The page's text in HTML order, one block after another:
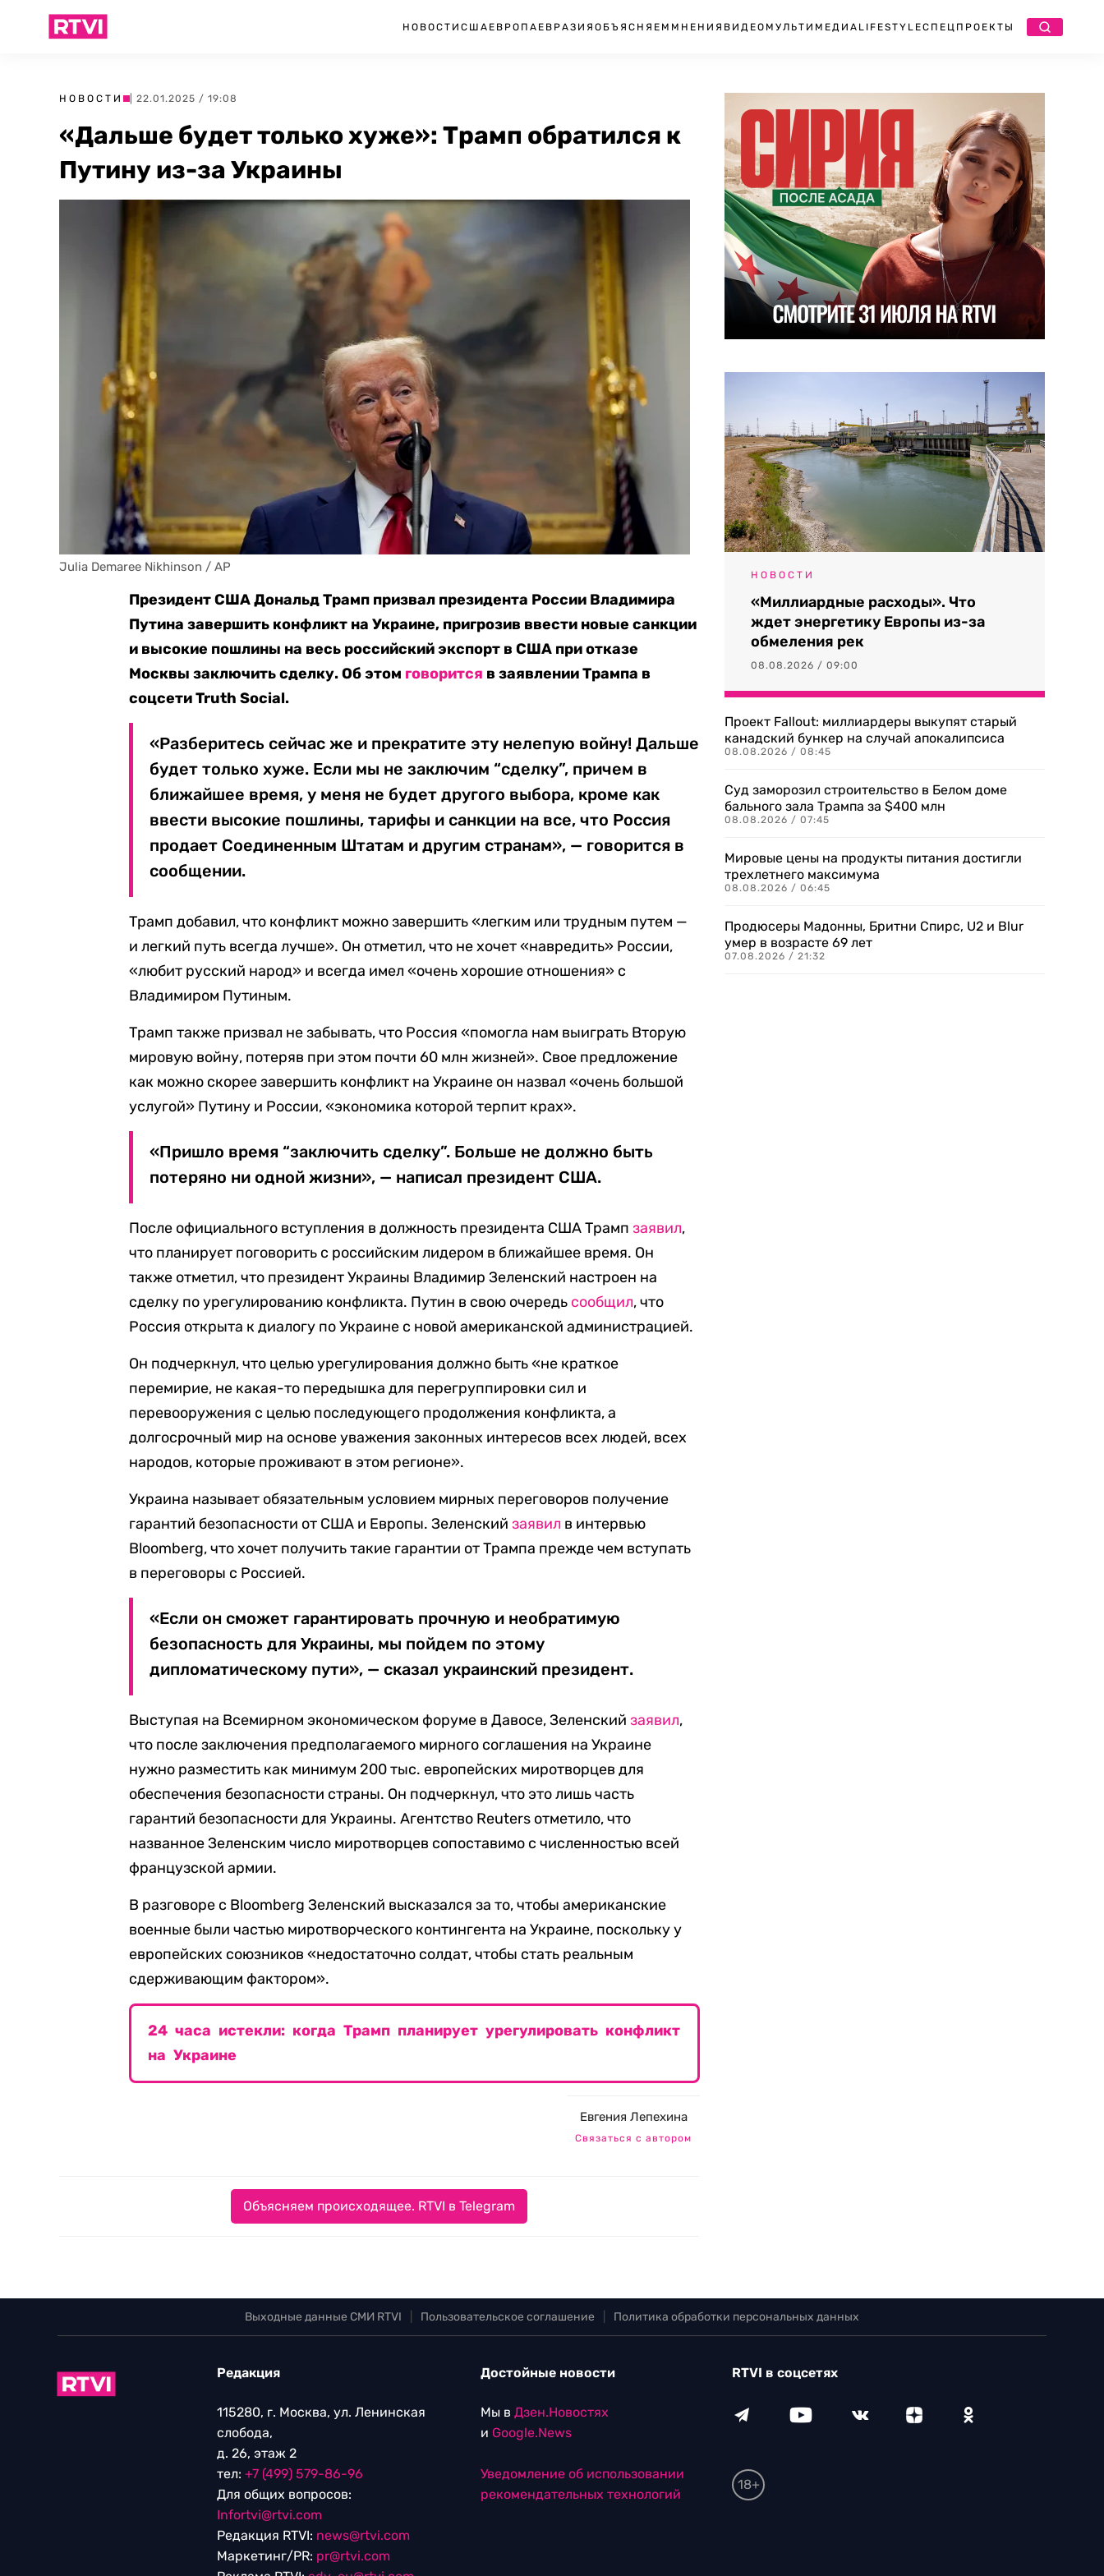
НОВОСТИ США ЕВРОПА ЕВРАЗИЯ ОБЪЯСНЯЕМ МНЕНИЯ ВИДЕО МУЛЬТИМЕДИА LIFESTYLEСПЕЦПРОЕКТЫ
НОВОСТИ | 22.01.2025 / 19:08
«Дальше будет только хуже»: Трамп обратился к
Путину из-за Украины
Julia Demaree Nikhinson / AP
Президент США Дональд Трамп призвал президента России Владимира
Путина завершить конфликт на Украине, пригрозив ввести новые санкции
и высокие пошлины на весь российский экспорт в США при отказе
Москвы заключить сделку. Об этом говорится в заявлении Трампа в
соцсети Truth Social.
«Разберитесь сейчас же и прекратите эту нелепую войну! Дальше
будет только хуже. Если мы не заключим “сделку”, причем в
ближайшее время, у меня не будет другого выбора, кроме как
ввести высокие пошлины, тарифы и санкции на все, что Россия
продает Соединенным Штатам и другим странам», — говорится в
сообщении.
Трамп добавил, что конфликт можно завершить «легким или трудным путем —
и легкий путь всегда лучше». Он отметил, что не хочет «навредить» России,
«любит русский народ» и всегда имел «очень хорошие отношения» с
Владимиром Путиным.
Трамп также призвал не забывать, что Россия «помогла нам выиграть Вторую
мировую войну, потеряв при этом почти 60 млн жизней». Свое предложение
как можно скорее завершить конфликт на Украине он назвал «очень большой
услугой» Путину и России, «экономика которой терпит крах».
«Пришло время “заключить сделку”. Больше не должно быть
потеряно ни одной жизни», — написал президент США.
После официального вступления в должность президента США Трампзаявил,
что планирует поговорить с российским лидером в ближайшее время. Он
также отметил, что президент Украины Владимир Зеленский настроен на
сделку по урегулированию конфликта. Путин в свою очередь сообщил, что
Россия открыта к диалогу по Украине с новой американской администрацией.
Он подчеркнул, что целью урегулирования должно быть «не краткое
перемирие, не какая-то передышка для перегруппировки сил и
перевооружения с целью последующего продолжения конфликта, а
долгосрочный мир на основе уважения законных интересов всех людей, всех
народов, которые проживают в этом регионе».
Украина называет обязательным условием мирных переговоров получение
гарантий безопасности от США и Европы. Зеленскийзаявил в интервью
Bloomberg, что хочет получить такие гарантии от Трампа прежде чем вступать
в переговоры с Россией.
«Если он сможет гарантировать прочную и необратимую
безопасность для Украины, мы пойдем по этому
дипломатическому пути», — сказал украинский президент.
Выступая на Всемирном экономическом форуме в Давосе, Зеленскийзаявил,
что после заключения предполагаемого мирного соглашения на Украине
нужно разместить как минимум 200 тыс. европейских миротворцев для
обеспечения безопасности страны. Он подчеркнул, что это лишь часть
гарантий безопасности для Украины. Агентство Reuters отметило, что
названное Зеленским число миротворцев сопоставимо с численностью всей
французской армии.
В разговоре с Bloomberg Зеленский высказался за то, чтобы американские
военные были частью миротворческого контингента на Украине, поскольку у
европейских союзников «недостаточно солдат, чтобы стать реальным
сдерживающим фактором».
24 часа истекли: когда Трамп планирует урегулировать конфликт
на Украине
Евгения Лепехина
Связаться с автором
Объясняем происходящее. RTVI в Telegram
НОВОСТИ
«Миллиардные расходы». Что
ждет энергетику Европы из-за
обмеления рек
08.08.2026 / 09:00
Проект Fallout: миллиардеры выкупят старый
канадский бункер на случай апокалипсиса
08.08.2026 / 08:45
Суд заморозил строительство в Белом доме
бального зала Трампа за $400 млн
08.08.2026 / 07:45
Мировые цены на продукты питания достигли
трехлетнего максимума
08.08.2026 / 06:45
Продюсеры Мадонны, Бритни Спирс, U2 и Blur
умер в возрасте 69 лет
07.08.2026 / 21:32
Выходные данные СМИ RTVI Пользовательское соглашение Политика обработки персональных данных
Редакция
115280, г. Москва, ул. Ленинская
слобода,
д. 26, этаж 2
тел: +7 (499) 579-86-96
Для общих вопросов:
Infortvi@rtvi.com
Редакция RTVI: news@rtvi.com
Маркетинг/PR: pr@rtvi.com
Достойные новости
Мы в Дзен.Новостях
и Google.News
Уведомление об использовании
рекомендательных технологий
RTVI в соцсетях
18+